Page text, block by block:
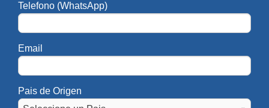
Telefono (WhatsApp)
Email
Pais de Origen